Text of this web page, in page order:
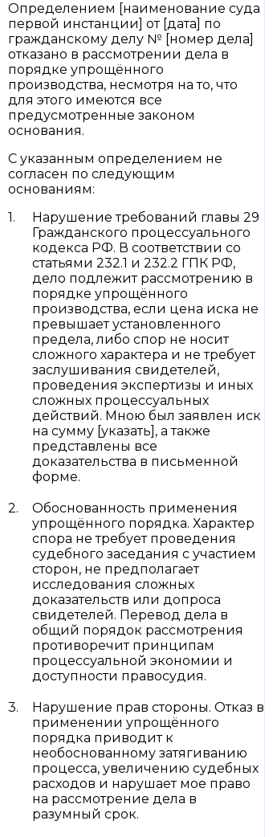
Определением [наименование суда
первой инстанции] от [дата] по
гражданскому делу № [номер дела]
отказано в рассмотрении дела в
порядке упрощённого
производства, несмотря на то, что
для этого имеются все
предусмотренные законом
основания.
С указанным определением не
согласен по следующим
основаниям:
Нарушение требований главы 29
Гражданского процессуального
кодекса РФ. В соответствии со
статьями 232.1 и 232.2 ГПК РФ,
дело подлежит рассмотрению в
порядке упрощённого
производства, если цена иска не
превышает установленного
предела, либо спор не носит
сложного характера и не требует
заслушивания свидетелей,
проведения экспертизы и иных
сложных процессуальных
действий. Мною был заявлен иск
на сумму [указать], а также
представлены все
доказательства в письменной
форме.
Обоснованность применения
упрощённого порядка. Характер
спора не требует проведения
судебного заседания с участием
сторон, не предполагает
исследования сложных
доказательств или допроса
свидетелей. Перевод дела в
общий порядок рассмотрения
противоречит принципам
процессуальной экономии и
доступности правосудия.
Нарушение прав стороны. Отказ в
применении упрощённого
порядка приводит к
необоснованному затягиванию
процесса, увеличению судебных
расходов и нарушает мое право
на рассмотрение дела в
разумный срок.